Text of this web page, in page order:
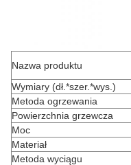
Nazwa produktu
Wymiary (dł.*szer.*wys.)
Metoda ogrzewania
Powierzchnia grzewcza
Moc
Materiał
Metoda wyciągu